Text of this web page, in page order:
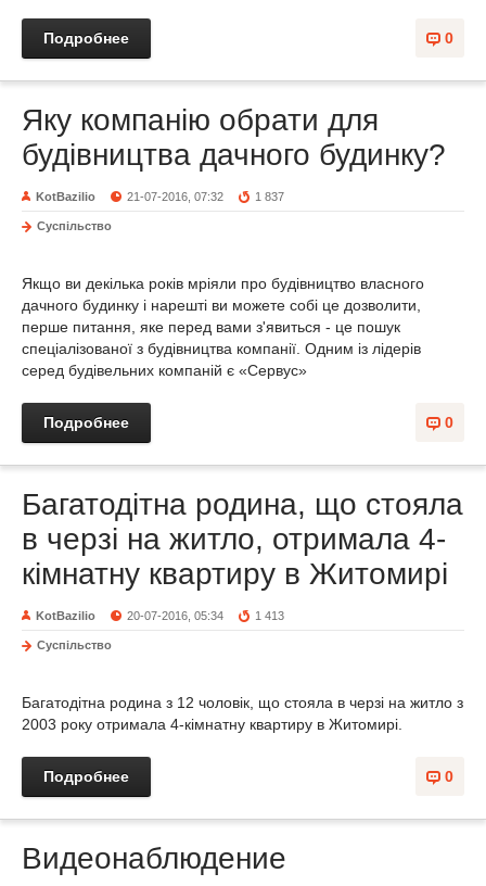
0
Подробнее
Яку компанію обрати для
будівництва дачного будинку?
KotBazilio 21-07-2016, 07:32 1 837
Суспільство
Якщо ви декілька років мріяли про будівництво власного
дачного будинку і нарешті ви можете собі це дозволити,
перше питання, яке перед вами з'явиться - це пошук
спеціалізованої з будівництва компанії. Одним із лідерів
серед будівельних компаній є «Сервус»
0
Подробнее
Багатодітна родина, що стояла
в черзі на житло, отримала 4-
кімнатну квартиру в Житомирі
KotBazilio 20-07-2016, 05:34 1 413
Суспільство
Багатодітна родина з 12 чоловік, що стояла в черзі на житло з
2003 року отримала 4-кімнатну квартиру в Житомирі.
0
Подробнее
Видеонаблюдение